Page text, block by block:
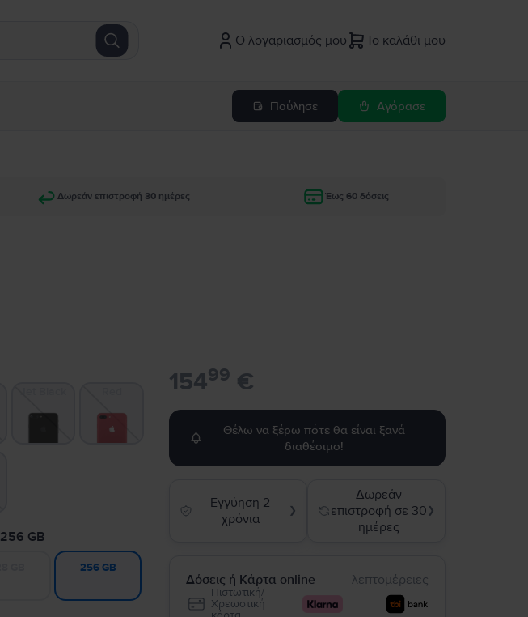
Ο λογαριασμός μου Το καλάθι μου
Πούλησε Αγόρασε
Δωρεάν επιστροφή 30 ημέρες Έως 60 δόσεις
256 GB
256 GB
15499 €
Θέλω να ξέρω πότε θα είναι ξανά
διαθέσιμο!
Εγγύηση 2
χρόνια
❯
Δωρεάν
επιστροφή σε 30
ημέρες
❯
Δόσεις ή Κάρτα online λεπτομέρειες
Πιστωτική/
Χρεωστική